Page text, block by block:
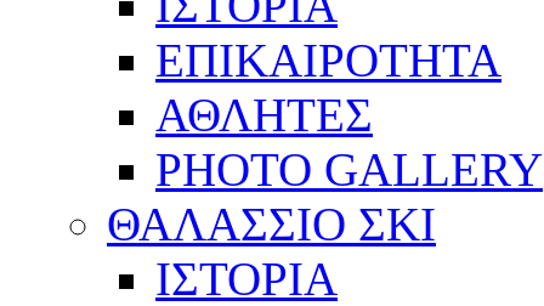
ΕΠΙΚΑΙΡΟΤΗΤΑ
ΑΘΛΗΤΕΣ
PHOTO GALLERY
ΘΑΛΑΣΣΙΟ ΣΚΙ
ΙΣΤΟΡΙΑ